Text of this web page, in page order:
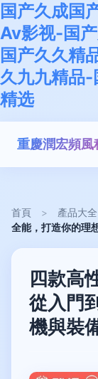
国产久成国
Av影视-国
国产久久精
久九九精品
精选
首頁 > 產品大全
全能，打造你的理
四款高
從入門
機與裝